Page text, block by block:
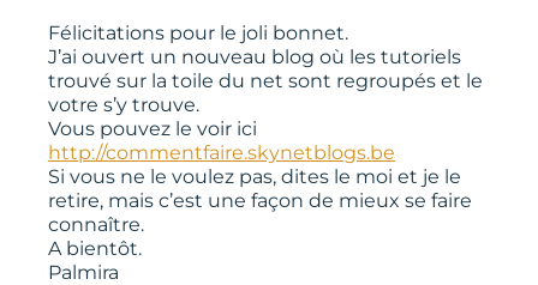
Félicitations pour le joli bonnet.
J’ai ouvert un nouveau blog où les tutoriels
trouvé sur la toile du net sont regroupés et le
votre s’y trouve.
Vous pouvez le voir ici
http://commentfaire.skynetblogs.be
Si vous ne le voulez pas, dites le moi et je le
retire, mais c’est une façon de mieux se faire
connaître.
A bientôt.
Palmira